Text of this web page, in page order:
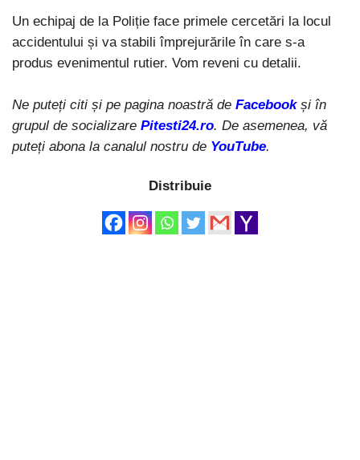
Un echipaj de la Poliție face primele cercetări la locul
accidentului și va stabili împrejurările în care s-a
produs evenimentul rutier. Vom reveni cu detalii.
Ne puteți citi și pe pagina noastră de Facebook și în
grupul de socializare Pitesti24.ro. De asemenea, vă
puteți abona la canalul nostru de YouTube.
Distribuie